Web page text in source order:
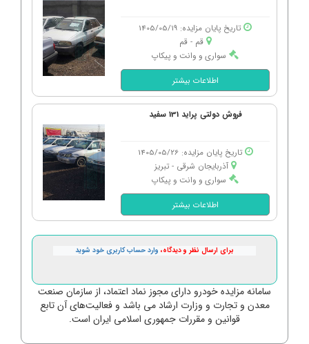
تاریخ پایان مزایده: 1405/05/19
قم - قم
سواری و وانت و پیکاپ
اطلاعات بیشتر
فروش دولتی پراید 131 سفید
تاریخ پایان مزایده: 1405/05/26
آذربایجان شرقی - تبریز
سواری و وانت و پیکاپ
اطلاعات بیشتر
برای ارسال نظر و دیدگاه، وارد حساب کاربری خود شوید
سامانه مزایده خودرو دارای مجوز نماد اعتماد، از سازمان صنعت
معدن و تجارت و وزارت ارشاد می باشد و فعالیت‌های آن تابع
قوانین و مقررات جمهوری اسلامی ایران است.